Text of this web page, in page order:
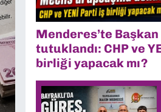
Menderes’te
tutuklandı: CHP ve
birliği yapacak mı?